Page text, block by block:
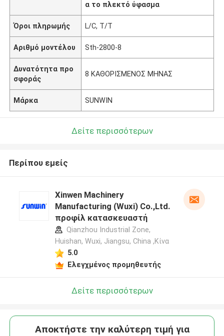
α το πλεκτό ύφασμα
Όροι πληρωμής L/C, T/T
Αριθμό μοντέλου Sth-2800-8
Δυνατότητα προ
σφοράς
8 ΚΑΘΟΡΙΣΜΕΝΟΣ ΜΗΝΑΣ
Μάρκα SUNWIN
Δείτε περισσότερων
Περίπου εμείς
Xinwen Machinery
Manufacturing (Wuxi) Co.,Ltd.
προφίλ κατασκευαστή
Qianzhou Industrial Zone,
Huishan, Wuxi, Jiangsu, China ,Κίνα
5.0
Ελεγχμένος προμηθευτής
Δείτε περισσότερων
Αποκτήστε την καλύτερη τιμή για